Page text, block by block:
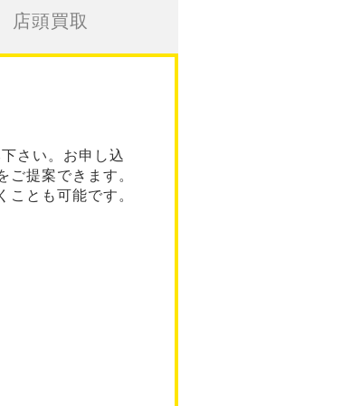
店頭買取
さい。お申し込
提案できます。
ことも可能です。